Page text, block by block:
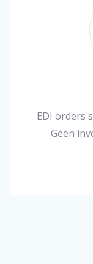
EDI orders
Geen